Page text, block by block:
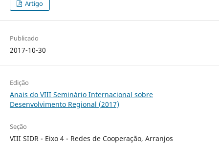
Artigo
Publicado
2017-10-30
Edição
Anais do VIII Seminário Internacional sobre
Desenvolvimento Regional (2017)
Seção
VIII SIDR - Eixo 4 - Redes de Cooperação, Arranjos